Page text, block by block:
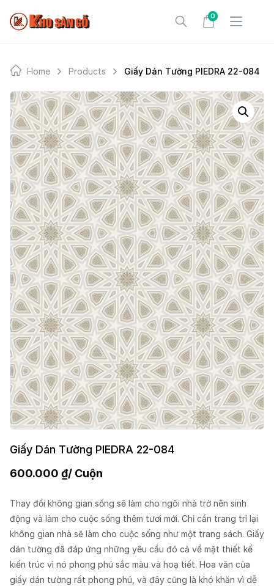
0
Home Products Giấy Dán Tường PIEDRA 22-084
Giấy Dán Tường PIEDRA 22-084
600.000 ₫/ Cuộn
Thay đổi không gian sống sẽ làm cho ngôi nhà trở nên sinh
động và làm cho cuộc sống thêm tươi mới. Chỉ cần trang trí lại
không gian nhà sẽ làm cho cuộc sống như một trang sách. Giấy
dán tường đã đáp ứng những yêu cầu đó cả về mặt thiết kế
kiến trúc vì nó phong phú sắc màu và hoạ tiết. Hoa văn của
giấy dán tường rất phong phú, và đây cũng là khó khăn vì dễ